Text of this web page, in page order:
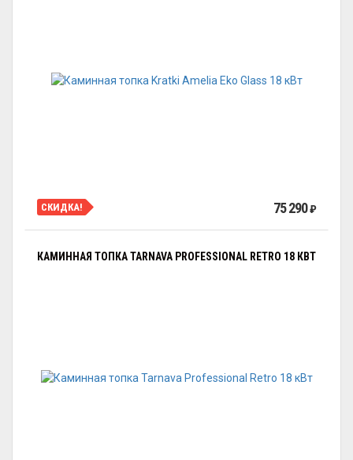
СКИДКА! 75 290₽
КАМИННАЯ ТОПКА TARNAVA PROFESSIONAL RETRO 18 КВТ